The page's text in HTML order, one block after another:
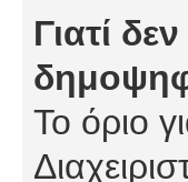
Γιατί
Το όριο